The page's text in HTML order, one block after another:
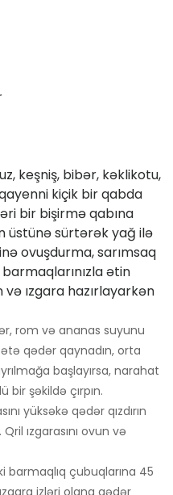
keşniş, bibər, kəklikotu,
kiçik bir qabda
bir bişirmə qabına
üstünə sürtərək yağ ilə
ovuşdurma, sarımsaq
ətin
və ızgara hazırlayarkən
rom və ananas suyunu
qədər qaynadın, orta
başlayırsa, narahat
bir şəkildə çırpın.
yüksəkə qədər qızdırın
ızgarasını ovun və
barmaqlıq çubuqlarına 45
izləri olana qədər